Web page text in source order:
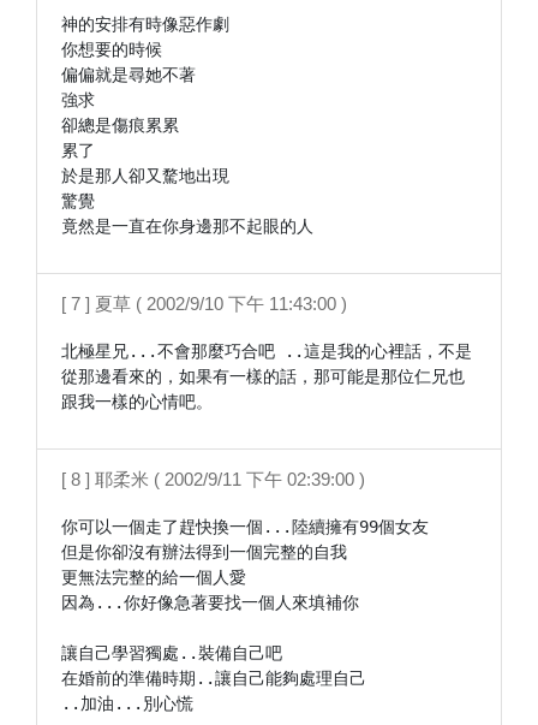
神的安排有時像惡作劇
你想要的時候
偏偏就是尋她不著
強求
卻總是傷痕累累
累了
於是那人卻又騖地出現
驚覺
竟然是一直在你身邊那不起眼的人
[ 7 ] 夏草 ( 2002/9/10 下午 11:43:00 )
北極星兄...不會那麼巧合吧 ..這是我的心裡話，不是
從那邊看來的，如果有一樣的話，那可能是那位仁兄也
跟我一樣的心情吧。
[ 8 ] 耶柔米 ( 2002/9/11 下午 02:39:00 )
你可以一個走了趕快換一個...陸續擁有99個女友
但是你卻沒有辦法得到一個完整的自我
更無法完整的給一個人愛
因為...你好像急著要找一個人來填補你
讓自己學習獨處..裝備自己吧
在婚前的準備時期..讓自己能夠處理自己
..加油...別心慌